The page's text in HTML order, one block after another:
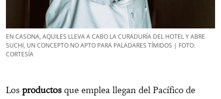
EN CASONA, AQUILES LLEVA A CABO LA CURADURÍA DEL HOTEL Y ABRE
SUCHI, UN CONCEPTO NO APTO PARA PALADARES TÍMIDOS | FOTO:
CORTESÍA
Los productos que emplea llegan del Pacífico de